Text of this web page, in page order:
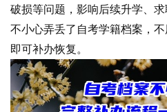
破损等问题，影响后续升学、
不小心弄丢了自考学籍档案，
即可补办恢复。